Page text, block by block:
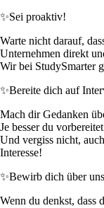
✨Sei proaktiv!
Warte nicht darauf,
Unternehmen direkt
Wir bei StudySmarter
✨Bereite dich auf
Mach dir Gedanken
Je besser du
Und vergiss nicht,
Interesse!
✨Bewirb dich über
Wenn du denkst, dass